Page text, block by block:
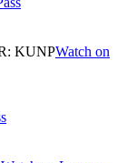
: KUNPWatch on